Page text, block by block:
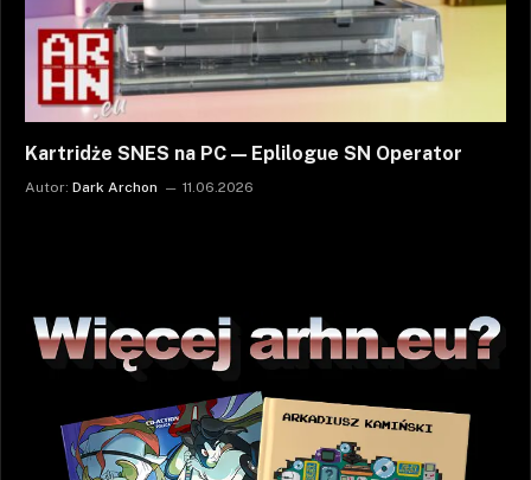
Kartridże SNES na PC — Eplilogue SN Operator
Autor: Dark Archon 11.06.2026